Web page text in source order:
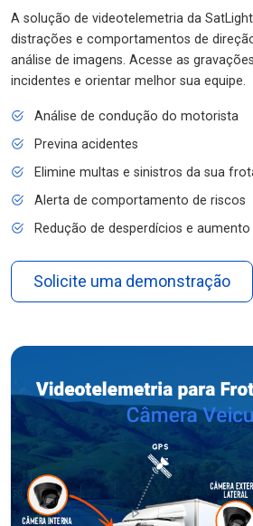
A solução de videotelemetria da
distrações e comportamentos de
análise de imagens. Acesse as
incidentes e orientar melhor sua equipe.
Análise de condução do motorista
Previna acidentes
Elimine multas e sinistros da sua
Alerta de comportamento de riscos
Redução de desperdícios e
Solicite uma demonstração